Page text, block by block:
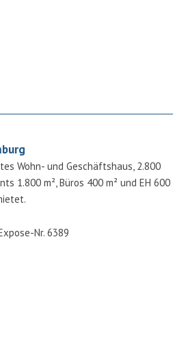
Wohn- und Geschäftshaus, 2.800
1.800 m², Büros 400 m² und EH 600
Nr. 6389